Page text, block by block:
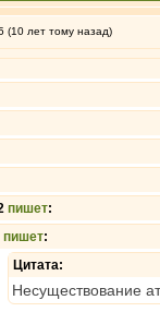
(10 лет тому назад)
пишет:
пишет:
Цитата:
Несуществование